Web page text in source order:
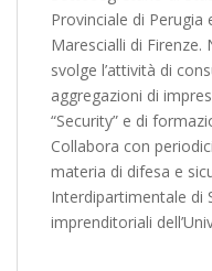
Provinciale di Perugia
Marescialli di Firenze.
svolge l’attività di
aggregazioni di
“Security” e di
Collabora con
materia di difesa e
Interdipartimentale di
imprenditoriali